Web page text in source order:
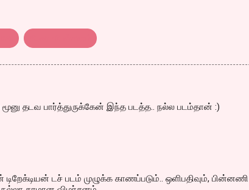
தடவ பார்த்துருக்கேன் இந்த படத்த.. நல்ல படம்தான் :)
டச் படம் முழுக்க காணப்படும்.. ஒளிபதிவும், பின்னணி